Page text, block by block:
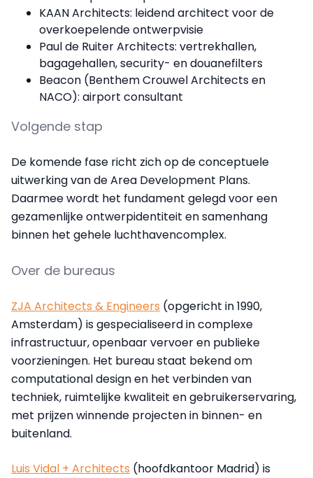
KAAN Architects: leidend architect voor de
overkoepelende ontwerpvisie
Paul de Ruiter Architects: vertrekhallen,
bagagehallen, security- en douanefilters
Beacon (Benthem Crouwel Architects en
NACO): airport consultant
Volgende stap
De komende fase richt zich op de conceptuele
uitwerking van de Area Development Plans.
Daarmee wordt het fundament gelegd voor een
gezamenlijke ontwerpidentiteit en samenhang
binnen het gehele luchthavencomplex.
Over de bureaus
ZJA Architects & Engineers (opgericht in 1990,
Amsterdam) is gespecialiseerd in complexe
infrastructuur, openbaar vervoer en publieke
voorzieningen. Het bureau staat bekend om
computational design en het verbinden van
techniek, ruimtelijke kwaliteit en gebruikerservaring,
met prijzen winnende projecten in binnen- en
buitenland.
Luis Vidal + Architects (hoofdkantoor Madrid) is